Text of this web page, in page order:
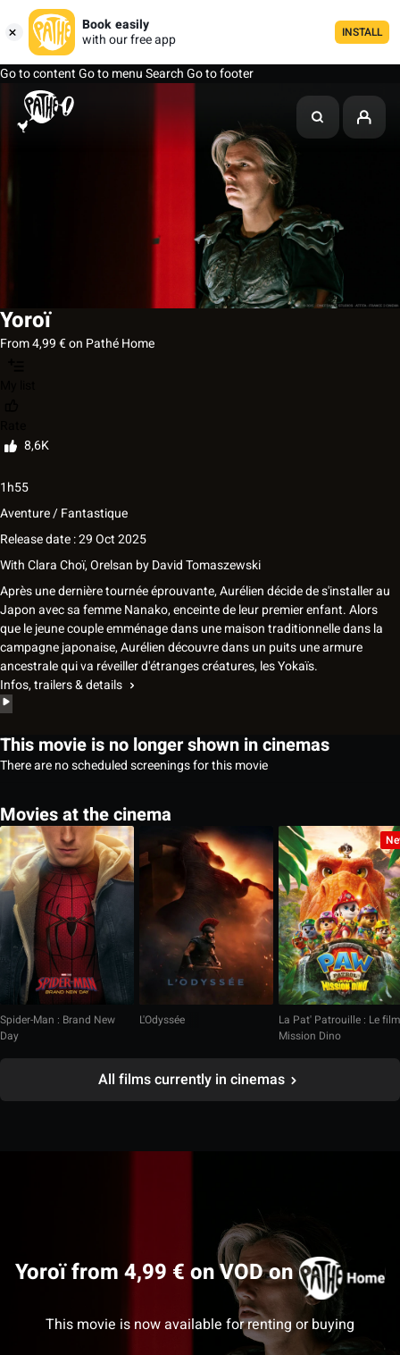
Book easily
with our free app
INSTALL
Go to contentGo to menuSearchGo to footer
Yoroï
From 4,99 € on Pathé Home
8,6K
1h55
Aventure / Fantastique
Release date : 29 Oct 2025
WithClara Choï, Orelsan byDavid Tomaszewski
Après une dernière tournée éprouvante, Aurélien décide de s'installer au
Japon avec sa femme Nanako, enceinte de leur premier enfant. Alors
que le jeune couple emménage dans une maison traditionnelle dans la
campagne japonaise, Aurélien découvre dans un puits une armure
ancestrale qui va réveiller d'étranges créatures, les Yokaïs.
Infos, trailers & details
This movie is no longer shown in cinemas
There are no scheduled screenings for this movie
Movies at the cinema
Spider-Man : Brand New
Day
L'Odyssée
La Pat' Patrouille : Le film
Mission Dino
All films currently in cinemas
Yoroï from 4,99 € on VOD on
This movie is now available for renting or buying